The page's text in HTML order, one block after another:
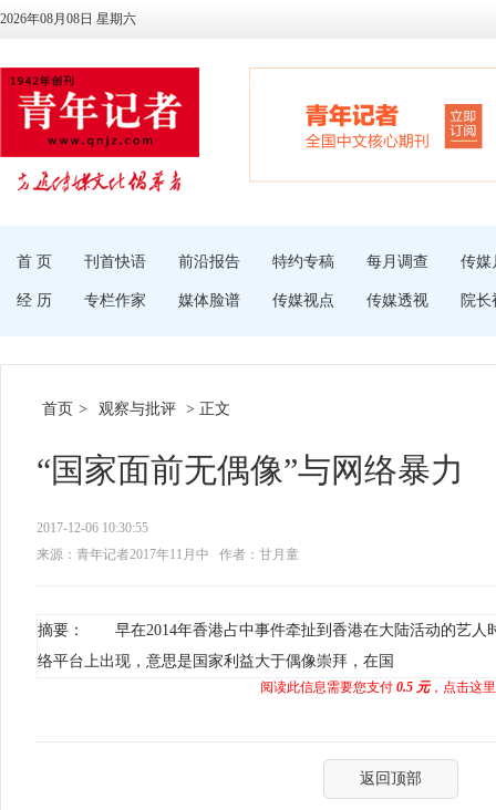
2026年08月08日 星期六
首 页 刊首快语 前沿报告 特约专稿 每月调查 传媒
经 历 专栏作家 媒体脸谱 传媒视点 传媒透视 院长
首页 > 观察与批评 > 正文
“国家面前无偶像”与网络暴力
2017-12-06 10:30:55
来源：青年记者2017年11月中
作者：甘月童
摘要： 早在2014年香港占中事件牵扯到香港在大陆活动的艺人
络平台上出现，意思是国家利益大于偶像崇拜，在国
阅读此信息需要您支付 0.5 元，点击这
返回顶部